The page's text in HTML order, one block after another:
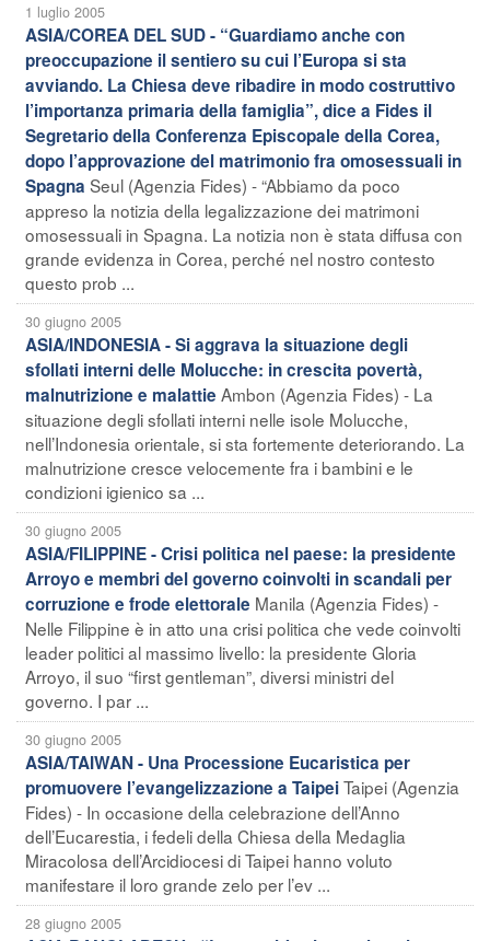
1 luglio 2005
ASIA/COREA DEL SUD - “Guardiamo anche con
preoccupazione il sentiero su cui l’Europa si sta
avviando. La Chiesa deve ribadire in modo costruttivo
l’importanza primaria della famiglia”, dice a Fides il
Segretario della Conferenza Episcopale della Corea,
dopo l’approvazione del matrimonio fra omosessuali in
Spagna Seul (Agenzia Fides) - “Abbiamo da poco
appreso la notizia della legalizzazione dei matrimoni
omosessuali in Spagna. La notizia non è stata diffusa con
grande evidenza in Corea, perché nel nostro contesto
questo prob ...
30 giugno 2005
ASIA/INDONESIA - Si aggrava la situazione degli
sfollati interni delle Molucche: in crescita povertà,
malnutrizione e malattie Ambon (Agenzia Fides) - La
situazione degli sfollati interni nelle isole Molucche,
nell’Indonesia orientale, si sta fortemente deteriorando. La
malnutrizione cresce velocemente fra i bambini e le
condizioni igienico sa ...
30 giugno 2005
ASIA/FILIPPINE - Crisi politica nel paese: la presidente
Arroyo e membri del governo coinvolti in scandali per
corruzione e frode elettorale Manila (Agenzia Fides) -
Nelle Filippine è in atto una crisi politica che vede coinvolti
leader politici al massimo livello: la presidente Gloria
Arroyo, il suo “first gentleman”, diversi ministri del
governo. I par ...
30 giugno 2005
ASIA/TAIWAN - Una Processione Eucaristica per
promuovere l’evangelizzazione a TaipeiTaipei (Agenzia
Fides) - In occasione della celebrazione dell’Anno
dell’Eucarestia, i fedeli della Chiesa della Medaglia
Miracolosa dell’Arcidiocesi di Taipei hanno voluto
manifestare il loro grande zelo per l’ev ...
28 giugno 2005